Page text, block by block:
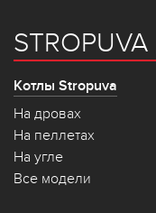
Котлы Stropuva
На дровах
На пеллетах
На угле
Все модели